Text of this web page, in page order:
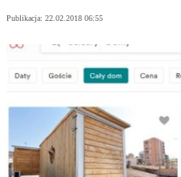
Publikacja: 22.02.2018 06:55